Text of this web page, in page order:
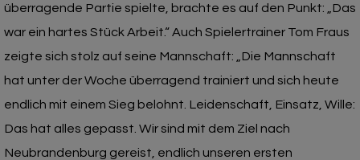
überragende Partie spielte, brachte es auf den Punkt: „Das
war ein hartes Stück Arbeit.“ Auch Spielertrainer Tom Fraus
zeigte sich stolz auf seine Mannschaft: „Die Mannschaft
hat unter der Woche überragend trainiert und sich heute
endlich mit einem Sieg belohnt. Leidenschaft, Einsatz, Wille:
Das hat alles gepasst. Wir sind mit dem Ziel nach
Neubrandenburg gereist, endlich unseren ersten